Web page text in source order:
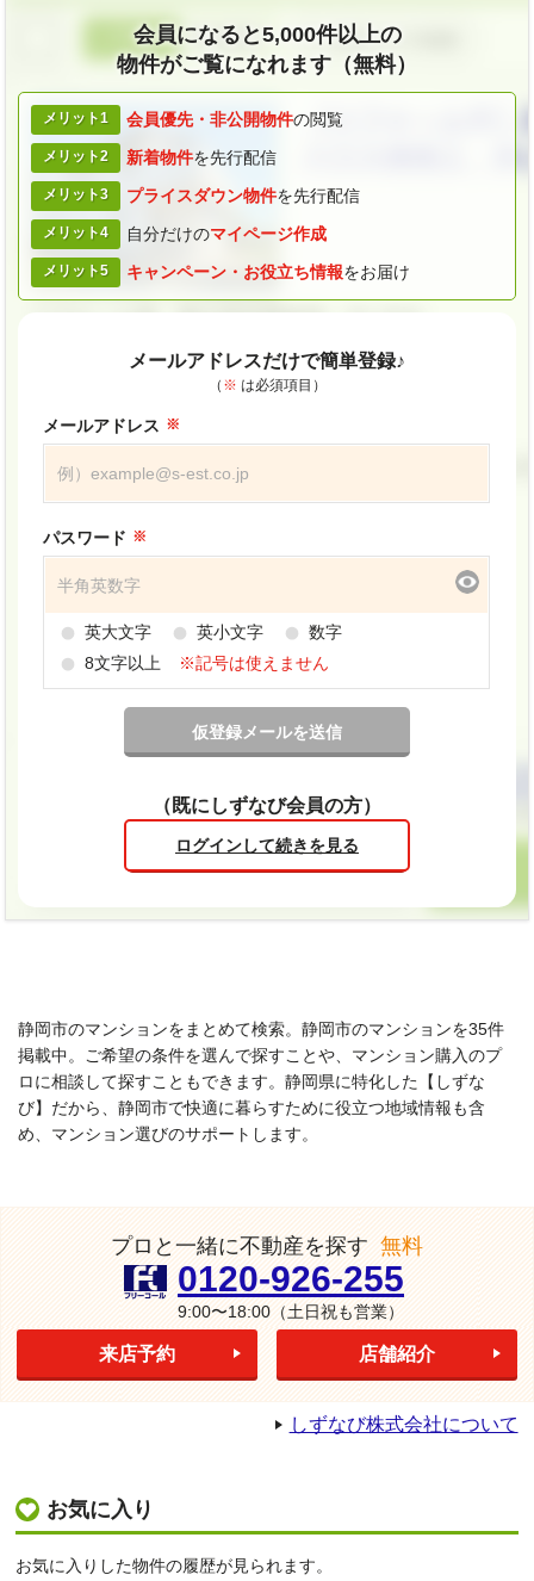
静岡市のマンションをまとめて検索。静岡市のマンションを35件
掲載中。ご希望の条件を選んで探すことや、マンション購入のプ
ロに相談して探すこともできます。静岡県に特化した【しずな
び】だから、静岡市で快適に暮らすために役立つ地域情報も含
め、マンション選びのサポートします。
会員になると5,000件以上の
物件がご覧になれます（無料）
メリット1 会員優先・非公開物件の閲覧
メリット2 新着物件を先行配信
メリット3 プライスダウン物件を先行配信
メリット4 自分だけのマイページ作成
メリット5 キャンペーン・ お役立ち情報をお届け
メールアドレスだけで簡単登録♪
（ ※ は必須項目）
メールアドレス
パスワード
英大文字 英小文字
数字
8文字以上
※記号は使えません
（既にしずなび会員の方）
ログインして続きを見る
プロと一緒に不動産を探す 無料
0120-926-255
9:00〜18:00（土日祝も営業）
来店予約 店舗紹介
しずなび株式会社について
お気に入り
お気に入りした物件の履歴が見られます。